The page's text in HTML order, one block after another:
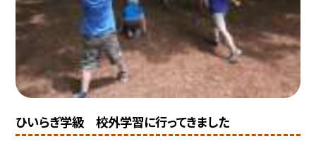
ひいらぎ学級 校外学習に行ってきました